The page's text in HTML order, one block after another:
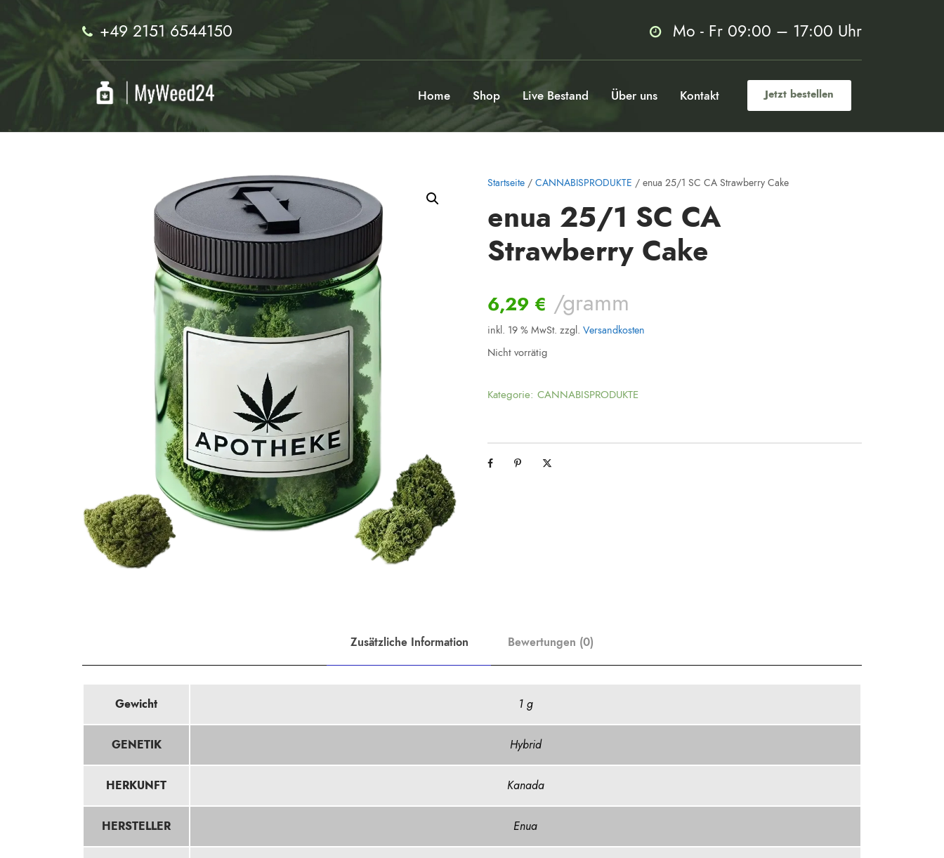
+49 2151 6544150 Mo - Fr 09:00 – 17:00 Uhr
Home Shop Live Bestand Über uns Kontakt Jetzt bestellen
Startseite /CANNABISPRODUKTE / enua 25/1 SC CA Strawberry Cake
enua 25/1 SC CA
Strawberry Cake
6,29 € /gramm
inkl. 19 % MwSt. zzgl.Versandkosten
Nicht vorrätig
Kategorie:CANNABISPRODUKTE
Zusätzliche Information Bewertungen (0)
Gewicht 1 g
GENETIK Hybrid
HERKUNFT Kanada
HERSTELLER Enua